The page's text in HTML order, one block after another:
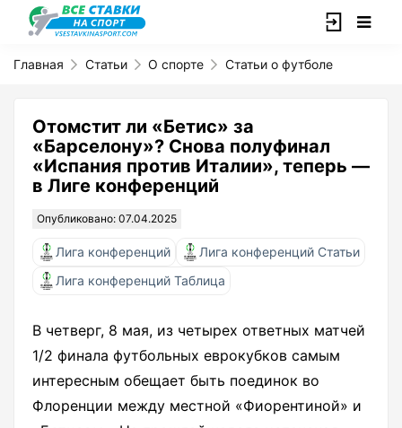
Главная Статьи О спорте Статьи о футболе
Отомстит ли «Бетис» за
«Барселону»? Снова полуфинал
«Испания против Италии», теперь —
в Лиге конференций
Опубликовано: 07.04.2025
Лига конференций
Лига конференций Статьи
Лига конференций Таблица
В четверг, 8 мая, из четырех ответных матчей
1/2 финала футбольных еврокубков самым
интересным обещает быть поединок во
Флоренции между местной «Фиорентиной» и